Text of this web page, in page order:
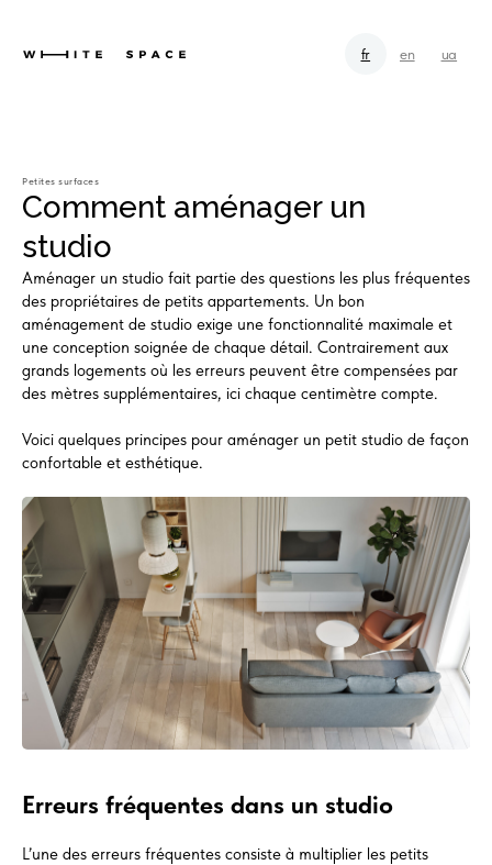
fr en ua
Petites surfaces
Comment aménager un
studio
Aménager un studio fait partie des questions les plus fréquentes
des propriétaires de petits appartements. Un bon
aménagement de studio exige une fonctionnalité maximale et
une conception soignée de chaque détail. Contrairement aux
grands logements où les erreurs peuvent être compensées par
des mètres supplémentaires, ici chaque centimètre compte.
Voici quelques principes pour aménager un petit studio de façon
confortable et esthétique.
Erreurs fréquentes dans un studio
L’une des erreurs fréquentes consiste à multiplier les petits